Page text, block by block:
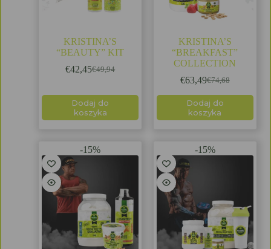
KRISTINA’S
“BEAUTY” KIT
€49,94
€42,45
Dodaj do
koszyka
KRISTINA’S
“BREAKFAST”
COLLECTION
€74,68
€63,49
Dodaj do
koszyka
-15% -15%